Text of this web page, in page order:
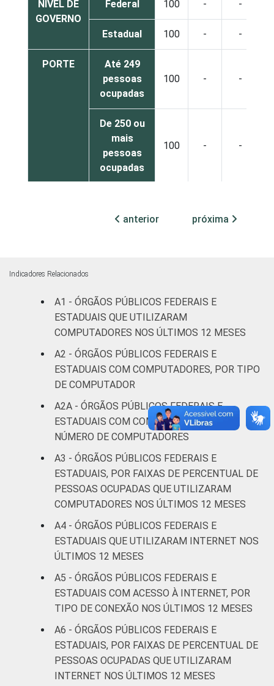
NÍVEL DE
GOVERNO
Federal 100 - -
Estadual 100 - -
PORTE
Até 249
pessoas
ocupadas
100 - -
De 250 ou
mais
pessoas
ocupadas
100 - -
declarado
Sociedade da Informação (Cetic.br),
informação e comunicação no setor público
brasileiro - TIC Governo Eletrônico 2017
anterior próxima
Indicadores Relacionados
A1 - ÓRGÃOS PÚBLICOS FEDERAIS E
ESTADUAIS QUE UTILIZARAM
COMPUTADORES NOS ÚLTIMOS 12 MESES
A2 - ÓRGÃOS PÚBLICOS FEDERAIS E
ESTADUAIS COM COMPUTADORES, POR TIPO
DE COMPUTADOR
A2A - ÓRGÃOS PÚBLICOS FEDERAIS E
ESTADUAIS COM COMPUTADOR, POR
NÚMERO DE COMPUTADORES
A3 - ÓRGÃOS PÚBLICOS FEDERAIS E
ESTADUAIS, POR FAIXAS DE PERCENTUAL DE
PESSOAS OCUPADAS QUE UTILIZARAM
COMPUTADORES NOS ÚLTIMOS 12 MESES
A4 - ÓRGÃOS PÚBLICOS FEDERAIS E
ESTADUAIS QUE UTILIZARAM INTERNET NOS
ÚLTIMOS 12 MESES
A5 - ÓRGÃOS PÚBLICOS FEDERAIS E
ESTADUAIS COM ACESSO À INTERNET, POR
TIPO DE CONEXÃO NOS ÚLTIMOS 12 MESES
A6 - ÓRGÃOS PÚBLICOS FEDERAIS E
ESTADUAIS, POR FAIXAS DE PERCENTUAL DE
PESSOAS OCUPADAS QUE UTILIZARAM
INTERNET NOS ÚLTIMOS 12 MESES